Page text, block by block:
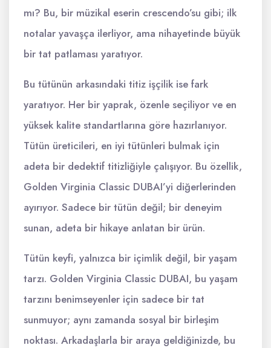
mı? Bu, bir müzikal eserin crescendo’su gibi; ilk
notalar yavaşça ilerliyor, ama nihayetinde büyük
bir tat patlaması yaratıyor.
Bu tütünün arkasındaki titiz işçilik ise fark
yaratıyor. Her bir yaprak, özenle seçiliyor ve en
yüksek kalite standartlarına göre hazırlanıyor.
Tütün üreticileri, en iyi tütünleri bulmak için
adeta bir dedektif titizliğiyle çalışıyor. Bu özellik,
Golden Virginia Classic DUBAI’yi diğerlerinden
ayırıyor. Sadece bir tütün değil; bir deneyim
sunan, adeta bir hikaye anlatan bir ürün.
Tütün keyfi, yalnızca bir içimlik değil, bir yaşam
tarzı. Golden Virginia Classic DUBAI, bu yaşam
tarzını benimseyenler için sadece bir tat
sunmuyor; aynı zamanda sosyal bir birleşim
noktası. Arkadaşlarla bir araya geldiğinizde, bu